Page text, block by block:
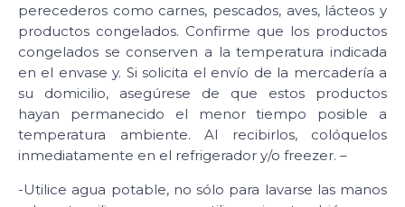
perecederos como carnes, pescados, aves, lácteos y
productos congelados. Confirme que los productos
congelados se conserven a la temperatura indicada
en el envase y. Si solicita el envío de la mercadería a
su domicilio, asegúrese de que estos productos
hayan permanecido el menor tiempo posible a
temperatura ambiente. Al recibirlos, colóquelos
inmediatamente en el refrigerador y/o freezer. –
-Utilice agua potable, no sólo para lavarse las manos